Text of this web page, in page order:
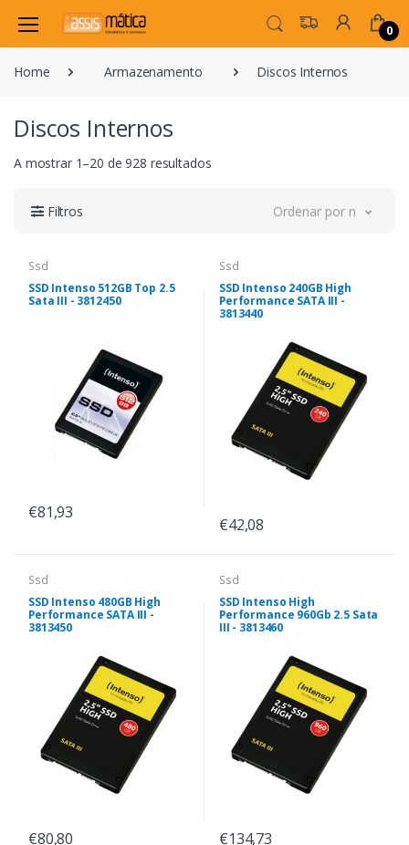
0
Home Armazenamento Discos Internos
Discos Internos
A mostrar 1–20 de 928 resultados
Filtros Ordenar por novidade
Ssd
SSD Intenso 512GB Top 2.5
Sata III - 3812450
€81,93
Ssd
SSD Intenso 240GB High
Performance SATA III -
3813440
€42,08
Ssd
SSD Intenso 480GB High
Performance SATA III -
3813450
€80,80
Ssd
SSD Intenso High
Performance 960Gb 2.5 Sata
III - 3813460
€134,73